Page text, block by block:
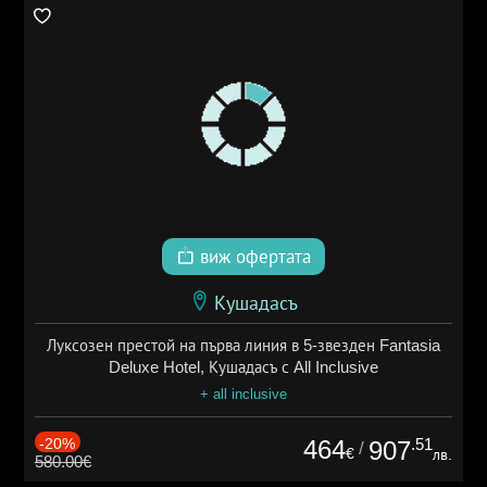
виж офертата
Кушадасъ
Луксозен престой на първа линия в 5-звезден Fantasia
Deluxe Hotel, Кушадасъ с All Inclusive
+ all inclusive
-20%
580.00€ 464€ / 907.51
лв.